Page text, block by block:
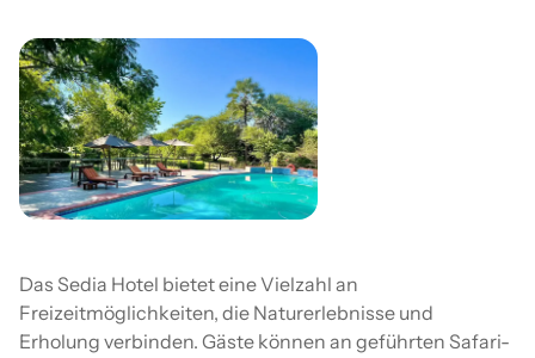
Das Sedia Hotel bietet eine Vielzahl an
Freizeitmöglichkeiten, die Naturerlebnisse und
Erholung verbinden. Gäste können an geführten Safari-